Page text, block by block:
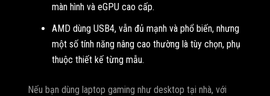
màn hình và eGPU cao cấp.
AMD dùng USB4, vẫn đủ mạnh và phổ biến, nhưng
một số tính năng nâng cao thường là tùy chọn, phụ
thuộc thiết kế từng mẫu.
Nếu bạn dùng laptop gaming như desktop tại nhà, với